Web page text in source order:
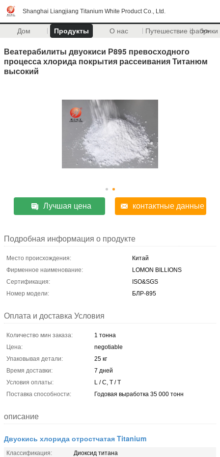
Shanghai Liangjiang Titanium White Product Co., Ltd.
Дом Продукты О нас Путешествие фабрики
>>
Веатерабилиты двуокиси Р895 превосходного
процесса хлорида покрытия рассеивания Титанюм
высокий
Лучшая цена контактные данные
Подробная информация о продукте
Место происхождения:
Китай
Фирменное наименование:
LOMON BILLIONS
Сертификация:
ISO&SGS
Номер модели:
БЛР-895
Оплата и доставка Условия
Количество мин заказа:
1 тонна
Цена:
negotiable
Упаковывая детали:
25 кг
Время доставки:
7 дней
Условия оплаты:
L / C, T / T
Поставка способности:
Годовая выработка 35 000 тонн
описание
Двуокись хлорида отростчатая Titanium
Классификация:
Диоксид титана